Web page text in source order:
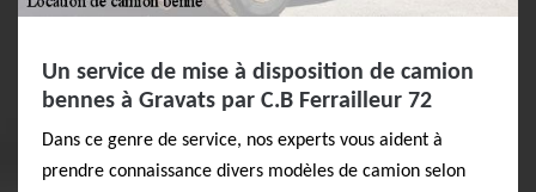
Un service de mise à disposition de camion
bennes à Gravats par C.B Ferrailleur 72
Dans ce genre de service, nos experts vous aident à
prendre connaissance divers modèles de camion selon